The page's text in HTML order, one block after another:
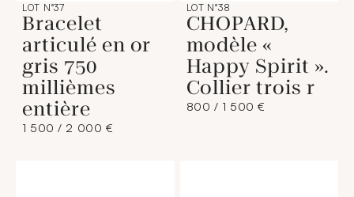
LOT N°37
Bracelet
articulé en or
gris 750
millièmes
entière
1 500 / 2 000 €
LOT N°38
CHOPARD,
modèle «
Happy Spirit ».
Collier trois r
800 / 1 500 €